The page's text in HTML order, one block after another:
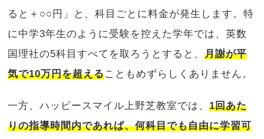
ると＋○○円」と、科目ごとに料金が発生します。特
に中学3年生のように受験を控えた学年では、英数
国理社の5科目すべてを取ろうとすると、月謝が平
気で10万円を超えることもめずらしくありません。
一方、ハッピースマイル上野芝教室では、1回あた
りの指導時間内であれば、何科目でも自由に学習可